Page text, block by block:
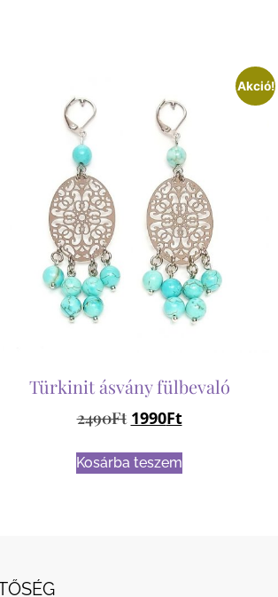
Akció!
Türkinit ásvány fülbevaló
2490Ft 1990Ft
Kosárba teszem